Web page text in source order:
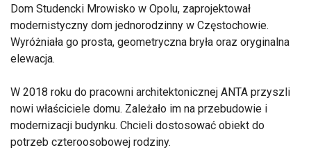
Dom Studencki Mrowisko w Opolu, zaprojektował
modernistyczny dom jednorodzinny w Częstochowie.
Wyróżniała go prosta, geometryczna bryła oraz oryginalna
elewacja.
W 2018 roku do pracowni architektonicznej ANTA przyszli
nowi właściciele domu. Zależało im na przebudowie i
modernizacji budynku. Chcieli dostosować obiekt do
potrzeb czteroosobowej rodziny.